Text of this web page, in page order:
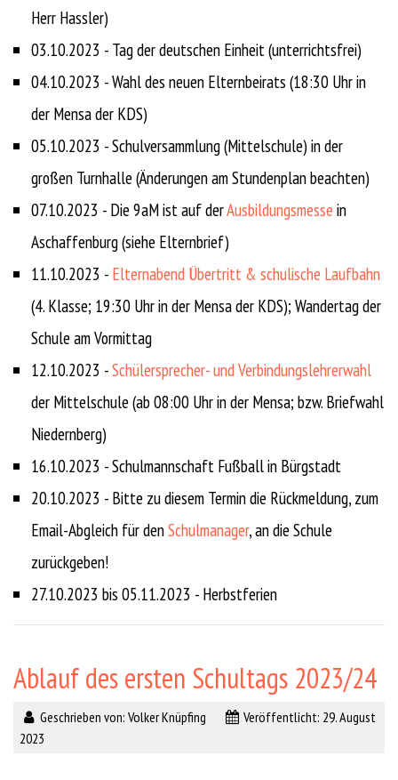
Herr Hassler)
03.10.2023 - Tag der deutschen Einheit (unterrichtsfrei)
04.10.2023 - Wahl des neuen Elternbeirats (18:30 Uhr in
der Mensa der KDS)
05.10.2023 - Schulversammlung (Mittelschule) in der
großen Turnhalle (Änderungen am Stundenplan beachten)
07.10.2023 - Die 9aM ist auf derAusbildungsmesse in
Aschaffenburg (siehe Elternbrief)
11.10.2023 - Elternabend Übertritt & schulische Laufbahn
(4. Klasse; 19:30 Uhr in der Mensa der KDS); Wandertag der
Schule am Vormittag
12.10.2023 -Schülersprecher- und Verbindungslehrerwahl
der Mittelschule (ab 08:00 Uhr in der Mensa; bzw. Briefwahl
Niedernberg)
16.10.2023 - Schulmannschaft Fußball in Bürgstadt
20.10.2023 - Bitte zu diesem Termin die Rückmeldung, zum
Email-Abgleich für denSchulmanager, an die Schule
zurückgeben!
27.10.2023 bis 05.11.2023 - Herbstferien
Ablauf des ersten Schultags 2023/24
Geschrieben von: Volker Knüpfing
Veröffentlicht: 29. August
2023